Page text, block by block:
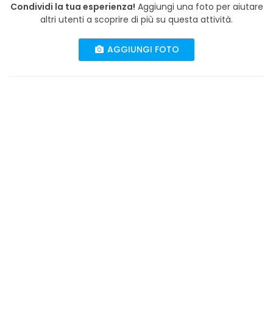
Condividi la tua esperienza! Aggiungi una foto per aiutare
altri utenti a scoprire di più su questa attività.
AGGIUNGI FOTO